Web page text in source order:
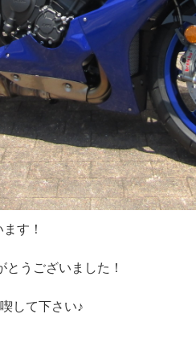
す！
うございました！
して下さい♪